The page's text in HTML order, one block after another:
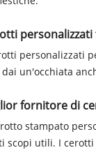
personalizzati
personalizzati
un'occhiata
fornitore di
stampato
scopi utili. I